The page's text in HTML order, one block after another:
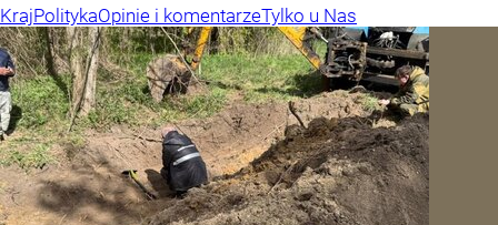
KrajPolitykaOpinie i komentarzeTylko u Nas